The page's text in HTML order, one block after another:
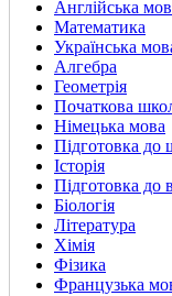
Англійська
Математика
Українська
Алгебра
Геометрія
Початкова
Німецька мова
Підготовка до
Історія
Підготовка до
Біологія
Література
Хімія
Фізика
Французька